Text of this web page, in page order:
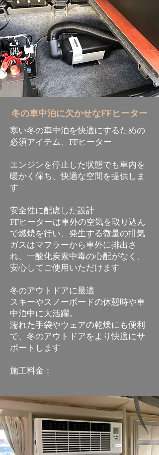
冬の車中泊に欠かせなFFヒーター
寒い冬の車中泊を快適にするための
必須アイテム、FFヒーター
エンジンを停止した状態でも車内を
暖かく保ち、快適な空間を提供しま
す
安全性に配慮した設計
FFヒーターは車外の空気を取り込ん
で燃焼を行い、発生する微量の排気
ガスはマフラーから車外に排出さ
れ、一酸化炭素中毒の心配がなく、
安心してご使用いただけます
冬のアウトドアに最適
スキーやスノーボードの休憩時や車
中泊中に大活躍。
濡れた手袋やウェアの乾燥にも便利
で、冬のアウトドアをより快適にサ
ポートします
​施工料金：